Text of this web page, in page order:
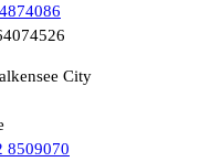
City
8509070